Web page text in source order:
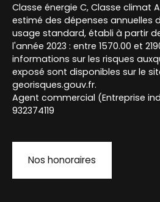
Classe énergie C, Classe climat
estimé des dépenses annuelles
usage standard, établi à partir
l'année 2023 : entre 1570.00 et
informations sur les risques
exposé sont disponibles sur le
georisques.gouv.fr.
Agent commercial (Entreprise
932374119
Nos honoraires